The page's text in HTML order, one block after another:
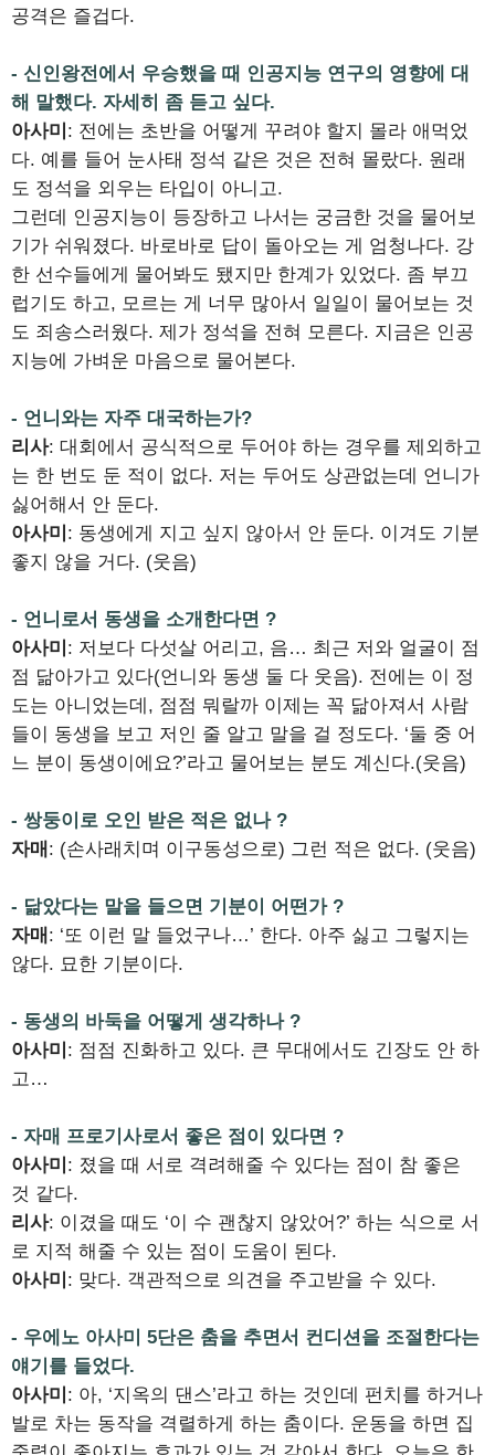
공격은 즐겁다.
- 신인왕전에서 우승했을 때 인공지능 연구의 영향에 대
해 말했다. 자세히 좀 듣고 싶다.
아사미 : 전에는 초반을 어떻게 꾸려야 할지 몰라 애먹었
다. 예를 들어 눈사태 정석 같은 것은 전혀 몰랐다. 원래
도 정석을 외우는 타입이 아니고.
그런데 인공지능이 등장하고 나서는 궁금한 것을 물어보
기가 쉬워졌다. 바로바로 답이 돌아오는 게 엄청나다. 강
한 선수들에게 물어봐도 됐지만 한계가 있었다. 좀 부끄
럽기도 하고, 모르는 게 너무 많아서 일일이 물어보는 것
도 죄송스러웠다. 제가 정석을 전혀 모른다. 지금은 인공
지능에 가벼운 마음으로 물어본다.
- 언니와는 자주 대국하는가?
리사: 대회에서 공식적으로 두어야 하는 경우를 제외하고
는 한 번도 둔 적이 없다. 저는 두어도 상관없는데 언니가
싫어해서 안 둔다.
아사미 : 동생에게 지고 싶지 않아서 안 둔다. 이겨도 기분
좋지 않을 거다. (웃음)
- 언니로서 동생을 소개한다면 ?
아사미 : 저보다 다섯살 어리고, 음… 최근 저와 얼굴이 점
점 닮아가고 있다(언니와 동생 둘 다 웃음). 전에는 이 정
도는 아니었는데, 점점 뭐랄까 이제는 꼭 닮아져서 사람
들이 동생을 보고 저인 줄 알고 말을 걸 정도다. ‘둘 중 어
느 분이 동생이에요?’라고 물어보는 분도 계신다.(웃음)
- 쌍둥이로 오인 받은 적은 없나 ?
자매 : (손사래치며 이구동성으로) 그런 적은 없다. (웃음)
- 닮았다는 말을 들으면 기분이 어떤가 ?
자매 : ‘또 이런 말 들었구나…’ 한다. 아주 싫고 그렇지는
않다. 묘한 기분이다.
- 동생의 바둑을 어떻게 생각하나 ?
아사미 : 점점 진화하고 있다. 큰 무대에서도 긴장도 안 하
고…
- 자매 프로기사로서 좋은 점이 있다면 ?
아사미 : 졌을 때 서로 격려해줄 수 있다는 점이 참 좋은
것 같다.
리사: 이겼을 때도 ‘이 수 괜찮지 않았어?’ 하는 식으로 서
로 지적 해줄 수 있는 점이 도움이 된다.
아사미 : 맞다. 객관적으로 의견을 주고받을 수 있다.
- 우에노 아사미 5단은 춤을 추면서 컨디션을 조절한다는
얘기를 들었다.
아사미 : 아, ‘지옥의 댄스’라고 하는 것인데 펀치를 하거나
발로 차는 동작을 격렬하게 하는 춤이다. 운동을 하면 집